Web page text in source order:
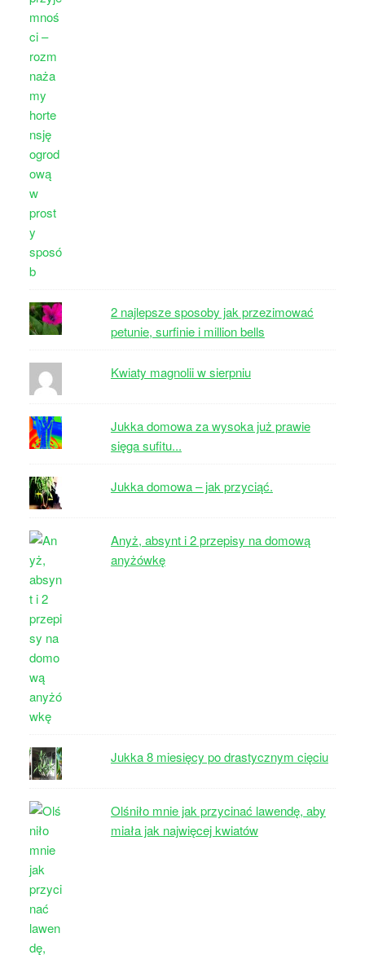
2 najlepsze sposoby jak przezimować
petunie, surfinie i million bells
Kwiaty magnolii w sierpniu
Jukka domowa za wysoka już prawie
sięga sufitu...
Jukka domowa – jak przyciąć.
Anyż, absynt i 2 przepisy na domową
anyżówkę
Jukka 8 miesięcy po drastycznym cięciu
Olśniło mnie jak przycinać lawendę, aby
miała jak najwięcej kwiatów